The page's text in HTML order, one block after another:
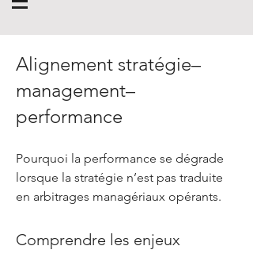
Alignement stratégie–
management–
performance
Pourquoi la performance se dégrade
lorsque la stratégie n’est pas traduite
en arbitrages managériaux opérants.
Comprendre les enjeux